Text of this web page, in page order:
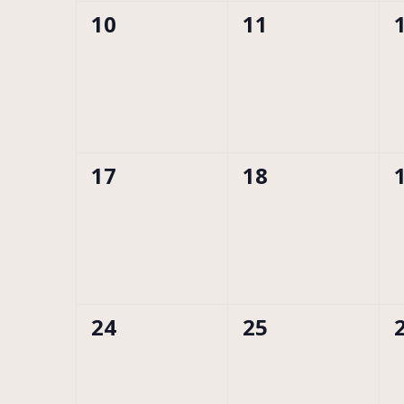
0
10
0
11
0
0
17
0
18
0
0
24
0
25